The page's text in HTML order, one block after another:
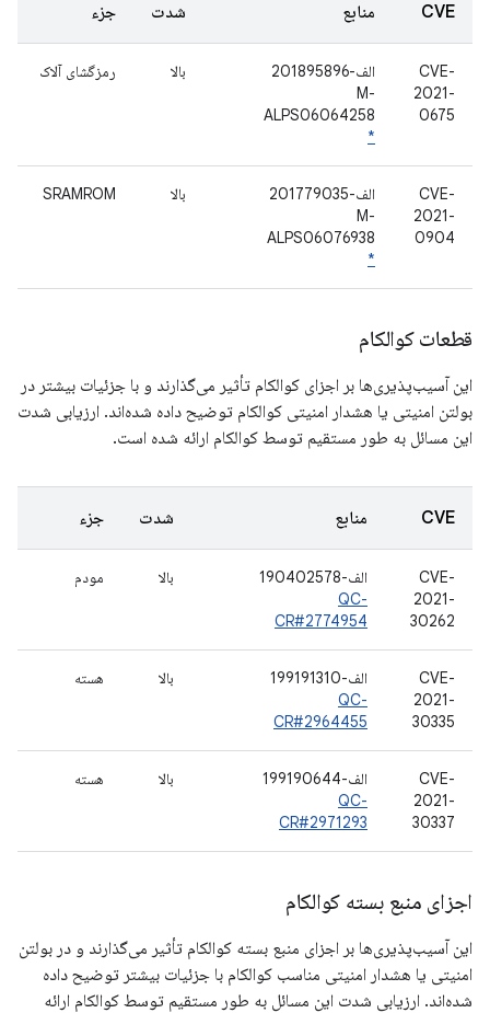
CVE منابع شدت جزء
CVE-
2021-
0675
الف-201895896
M-
ALPS06064258
*
بالا رمزگشای آلاک
CVE-
2021-
0904
الف-201779035
M-
ALPS06076938
*
بالا SRAMROM
قطعات کوالکام
این آسیب‌پذیری‌ها بر اجزای کوالکام تأثیر می‌گذارند و با جزئیات بیشتر در
بولتن امنیتی یا هشدار امنیتی کوالکام توضیح داده شده‌اند. ارزیابی شدت
این مسائل به طور مستقیم توسط کوالکام ارائه شده است.
CVE منابع شدت جزء
CVE-
2021-
30262
الف-190402578
QC-
CR#2774954
بالا مودم
CVE-
2021-
30335
الف-199191310
QC-
CR#2964455
بالا هسته
CVE-
2021-
30337
الف-199190644
QC-
CR#2971293
بالا هسته
اجزای منبع بسته کوالکام
این آسیب‌پذیری‌ها بر اجزای منبع بسته کوالکام تأثیر می‌گذارند و در بولتن
امنیتی یا هشدار امنیتی مناسب کوالکام با جزئیات بیشتر توضیح داده
شده‌اند. ارزیابی شدت این مسائل به طور مستقیم توسط کوالکام ارائه